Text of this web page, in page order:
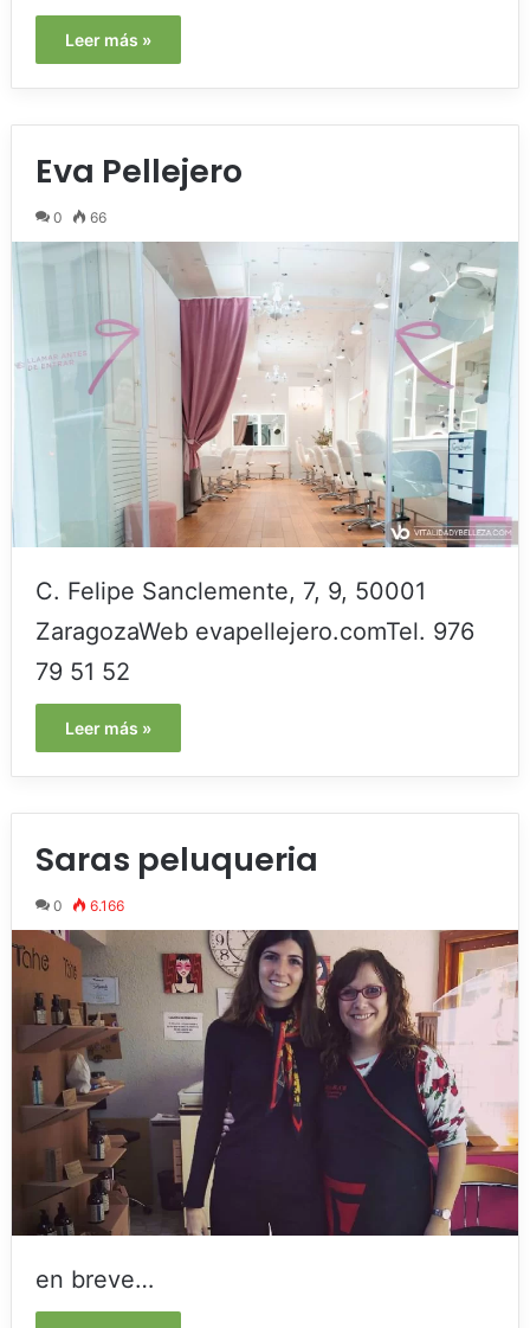
Leer más »
Eva Pellejero
0 66
C. Felipe Sanclemente, 7, 9, 50001
ZaragozaWeb evapellejero.comTel. 976
79 51 52
Leer más »
Saras peluqueria
0 6.166
en breve…